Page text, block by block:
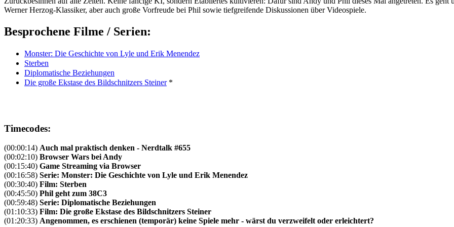
Werner Herzog-Klassiker, aber auch große Vorfreude bei Phil sowie tiefgreifende Diskussionen über Videospiele.
Besprochene Filme / Serien:
Monster: Die Geschichte von Lyle und Erik Menendez
Sterben
Diplomatische Beziehungen
Die große Ekstase des Bildschnitzers Steiner *
Timecodes:
(00:00:14) Auch mal praktisch denken - Nerdtalk #655
(00:02:10) Browser Wars bei Andy
(00:15:40) Game Streaming via Browser
(00:16:58) Serie: Monster: Die Geschichte von Lyle und Erik Menendez
(00:30:40) Film: Sterben
(00:45:50) Phil geht zum 38C3
(00:59:48) Serie: Diplomatische Beziehungen
(01:10:33) Film: Die große Ekstase des Bildschnitzers Steiner
(01:20:33) Angenommen, es erschienen (temporär) keine Spiele mehr - wärst du verzweifelt oder erleichtert?